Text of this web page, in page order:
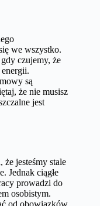
we wszystko.
czujemy, że
są
że nie musisz
jest
że jesteśmy stale
Jednak ciągłe
prowadzi do
osobistym.
od obowiązków